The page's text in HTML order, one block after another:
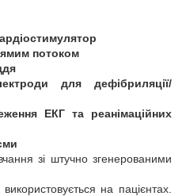
потоком
для дефібриляції/
ЕКГ та реанімаційних
зі штучно згенерованими
на пацієнтах.